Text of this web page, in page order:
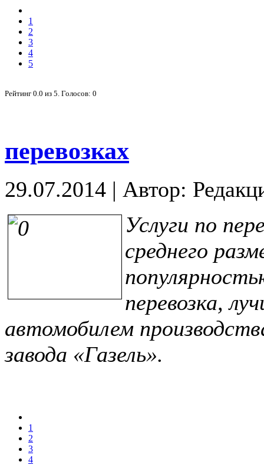
1
2
3
4
5
Рейтинг 0.0 из 5 . Голосов: 0
перевозках
29.07.2014 | Автор:
Услуги по
среднего
перевозка,
автомобилем
завода «Газель».
1
2
3
4